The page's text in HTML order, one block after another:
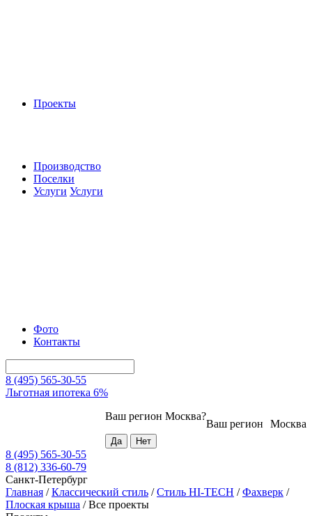
Проекты
Производство
Поселки
Услуги Услуги
Фото
Контакты
8 (495) 565-30-55
Льготная ипотека 6%
Москва
Ваш регион
Ваш регион Москва?
8 (495) 565-30-55
8 (812) 336-60-79
Санкт-Петербург
Главная /Классический стиль /Стиль HI-TECH /Фахверк /
Плоская крыша /Все проекты